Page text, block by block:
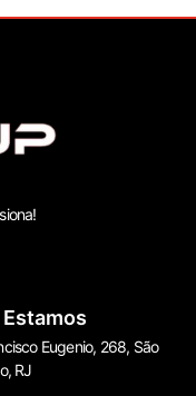
Eugenio, 268, São
RJ